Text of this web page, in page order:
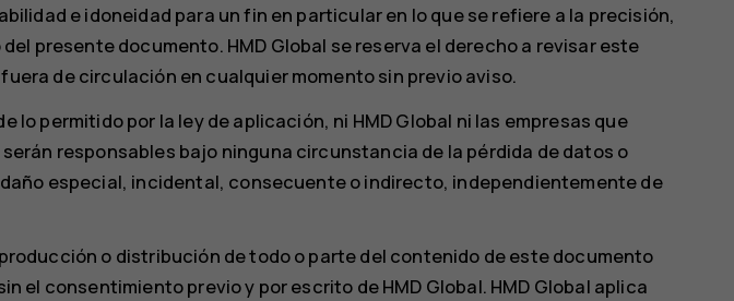
e idoneidad para un fin en particular en lo que se refiere a la precisión,
presente documento. HMD Global se reserva el derecho a revisar este
de circulación en cualquier momento sin previo aviso.
lo permitido por la ley de aplicación, ni HMD Global ni las empresas que
responsables bajo ninguna circunstancia de la pérdida de datos o
especial, incidental, consecuente o indirecto, independientemente de
o distribución de todo o parte del contenido de este documento
el consentimiento previo y por escrito de HMD Global. HMD Global aplica